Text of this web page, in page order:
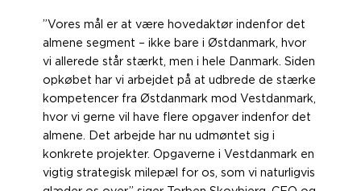
”Vores mål er at være hovedaktør indenfor det
almene segment – ikke bare i Østdanmark, hvor
vi allerede står stærkt, men i hele Danmark. Siden
opkøbet har vi arbejdet på at udbrede de stærke
kompetencer fra Østdanmark mod Vestdanmark,
hvor vi gerne vil have flere opgaver indenfor det
almene. Det arbejde har nu udmøntet sig i
konkrete projekter. Opgaverne i Vestdanmark en
vigtig strategisk milepæl for os, som vi naturligvis